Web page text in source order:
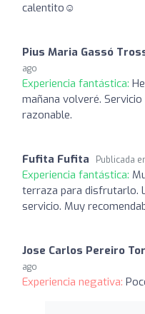
calentito☺️
Pius Maria Gassó
ago
Experiencia fantástica:
mañana volveré.
razonable.
Fufita Fufita Publicada
Experiencia fantástica:
terraza para disfrutarlo.
servicio. Muy
Jose Carlos Pereiro
ago
Experiencia negativa: